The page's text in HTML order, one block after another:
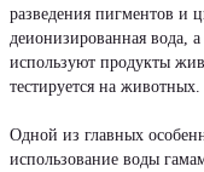
разведения пигментов и
деионизированная вода,
используют продукты
тестируется на животных.
Одной из главных
использование воды